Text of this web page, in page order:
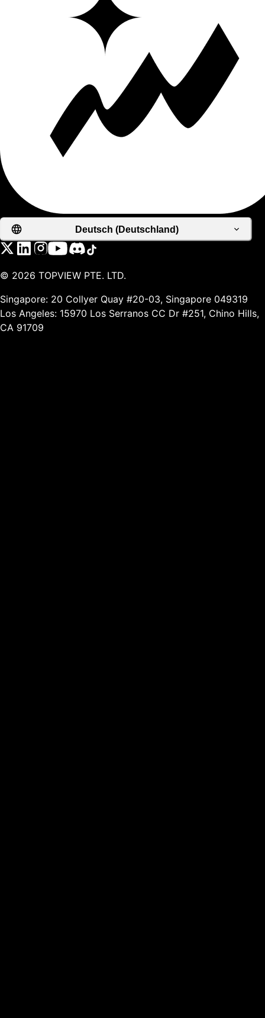
Deutsch (Deutschland)
© 2026 TOPVIEW PTE. LTD.
Singapore: 20 Collyer Quay #20-03, Singapore 049319
Los Angeles: 15970 Los Serranos CC Dr #251, Chino Hills,
CA 91709